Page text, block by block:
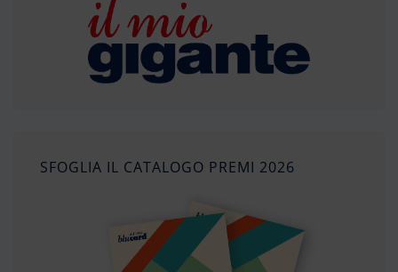
SFOGLIA IL CATALOGO PREMI 2026